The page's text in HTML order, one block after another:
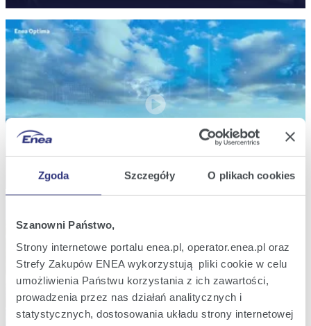
Zgoda Szczegóły O plikach cookies
Szanowni Państwo,
Strony internetowe portalu enea.pl, operator.enea.pl oraz
Strefy Zakupów ENEA wykorzystują pliki cookie w celu
umożliwienia Państwu korzystania z ich zawartości,
prowadzenia przez nas działań analitycznych i
statystycznych, dostosowania układu strony internetowej
Enea Optima - nowoczesny system zarządzania poborem
energii w firmie